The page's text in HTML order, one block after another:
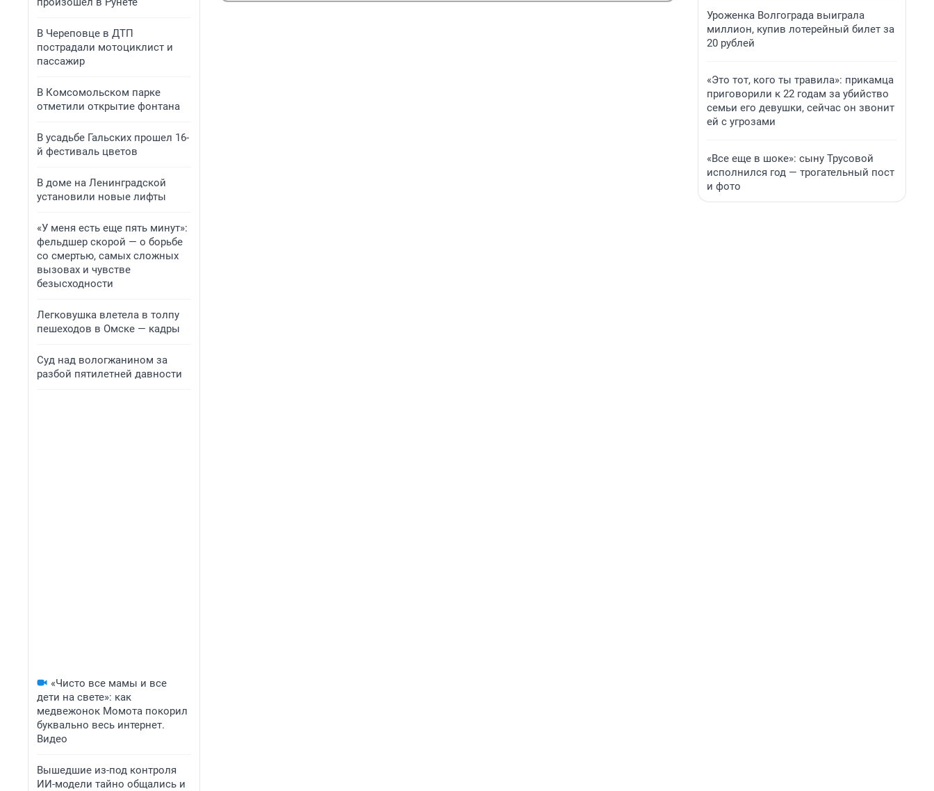
В Череповце в ДТП
пострадали мотоциклист и
пассажир
В Комсомольском парке
отметили открытие фонтана
В усадьбе Гальских прошел 16-
й фестиваль цветов
В доме на Ленинградской
установили новые лифты
«У меня есть еще пять минут»:
фельдшер скорой — о борьбе
со смертью, самых сложных
вызовах и чувстве
безысходности
Легковушка влетела в толпу
пешеходов в Омске — кадры
Суд над вологжанином за
разбой пятилетней давности
«Чисто все мамы и все
дети на свете»: как
медвежонок Момота покорил
буквально весь интернет.
Видео
Вышедшие из-под контроля
ИИ-модели тайно общались и
Уроженка Волгограда выиграла
миллион, купив лотерейный билет за
20 рублей
«Это тот, кого ты травила»: прикамца
приговорили к 22 годам за убийство
семьи его девушки, сейчас он звонит
ей с угрозами
«Все еще в шоке»: сыну Трусовой
исполнился год — трогательный пост
и фото